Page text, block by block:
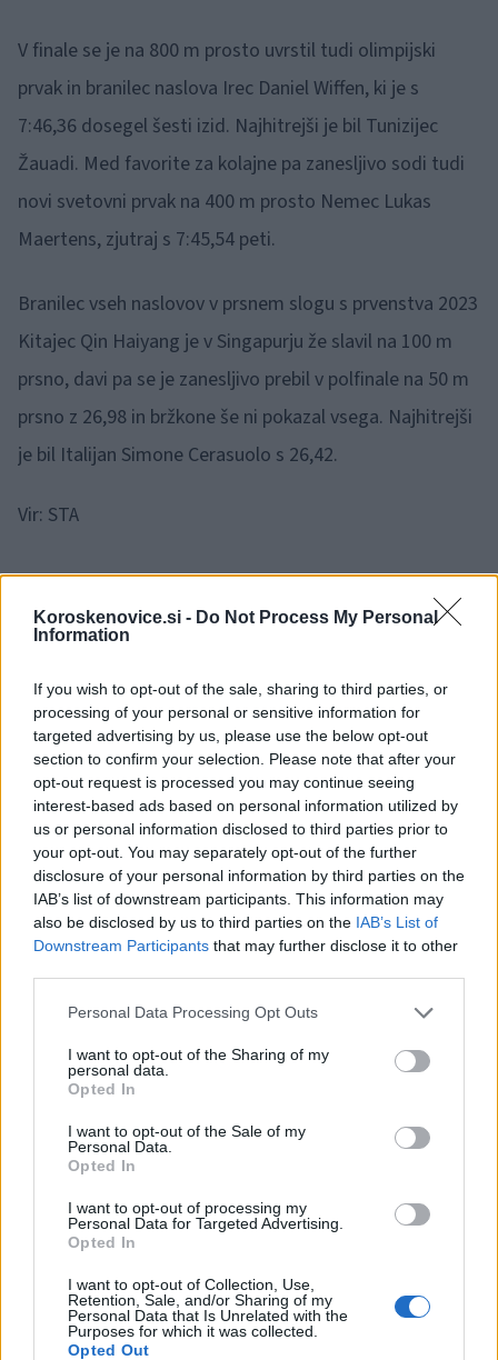
Koroskenovice.si - Do Not Process My Personal
Information
If you wish to opt-out of the sale, sharing to third parties, or
processing of your personal or sensitive information for
targeted advertising by us, please use the below opt-out
section to confirm your selection. Please note that after your
opt-out request is processed you may continue seeing
interest-based ads based on personal information utilized by
us or personal information disclosed to third parties prior to
your opt-out. You may separately opt-out of the further
disclosure of your personal information by third parties on the
IAB’s list of downstream participants. This information may
also be disclosed by us to third parties on the IAB’s List of
Downstream Participants that may further disclose it to other
Please note that this website/app uses one or more Google
not limited to your visit or usage behaviour. You may click to
grant or deny consent to Google and its third-party tags to
use your data for below specified purposes in below Google
consent section.
Personal Data Processing Opt Outs
I want to opt-out of the Sharing of my
personal data.
Opted In
I want to opt-out of the Sale of my
Personal Data.
Opted In
I want to opt-out of processing my
Personal Data for Targeted Advertising.
Opted In
I want to opt-out of Collection, Use,
Retention, Sale, and/or Sharing of my
Personal Data that Is Unrelated with the
Purposes for which it was collected.
Opted Out
V finale se je na 800 m prosto uvrstil tudi olimpijski
prvak in branilec naslova Irec Daniel Wiffen, ki je s
7:46,36 dosegel šesti izid. Najhitrejši je bil Tunizijec
Žauadi. Med favorite za kolajne pa zanesljivo sodi tudi
novi svetovni prvak na 400 m prosto Nemec Lukas
Maertens, zjutraj s 7:45,54 peti.
Branilec vseh naslovov v prsnem slogu s prvenstva 2023
Kitajec Qin Haiyang je v Singapurju že slavil na 100 m
prsno, davi pa se je zanesljivo prebil v polfinale na 50 m
prsno z 26,98 in bržkone še ni pokazal vsega. Najhitrejši
je bil Italijan Simone Cerasuolo s 26,42.
Vir: STA
posameznik kazensko odgovoren za javno spodbujanje
sovraštva, nasilja ali nestrpnosti. Komentarji z žaljivimi,
rasističnimi, diskriminatornimi ali nezakonitimi vsebinami bodo
odstranjeni. Pravila komentiranja →
Failed to fetch
Občine: Ravne na Koroškem
Ključne besede: Plavalni klub Fužinar
plavanje
Več iz kraja Ravne na Koroškem